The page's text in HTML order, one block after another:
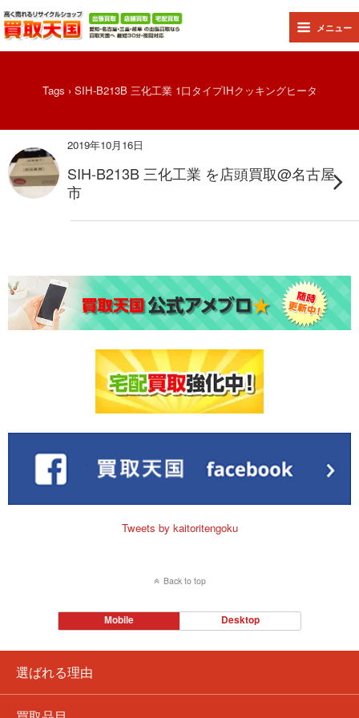
メニュー
Tags › SIH-B213B 三化工業 1口タイプIHクッキングヒータ
選ばれる理由
2019年10月16日
SIH-B213B 三化工業 を店頭買取@名古屋
市
Tweets by kaitoritengoku
Back to top
Mobile Desktop